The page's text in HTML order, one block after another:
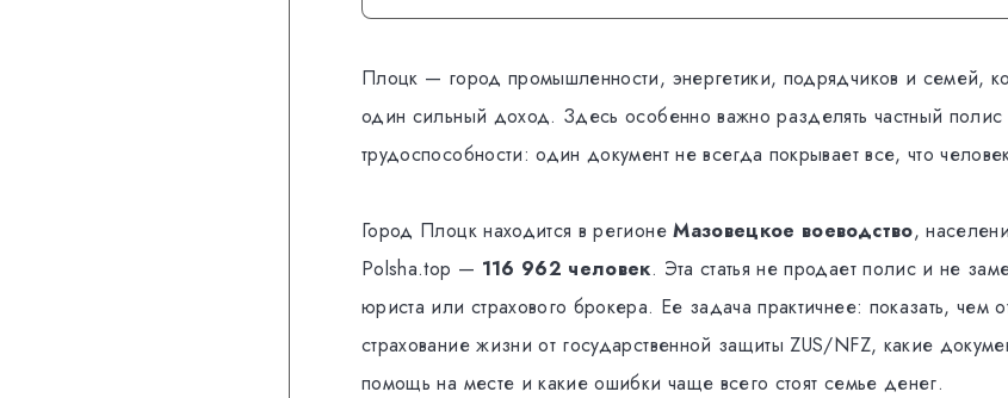
Плоцк — город промышленности, энергетики, подрядчиков и семей,
один сильный доход. Здесь особенно важно разделять частный
трудоспособности: один документ не всегда покрывает все, что человек
Город Плоцк находится в регионеМазовецкое воеводство,
Polsha.top — 116 962 человек. Эта статья не продает полис и не
юриста или страхового брокера. Ее задача практичнее: показать, чем
страхование жизни от государственной защиты ZUS/NFZ, какие
помощь на месте и какие ошибки чаще всего стоят семье денег.